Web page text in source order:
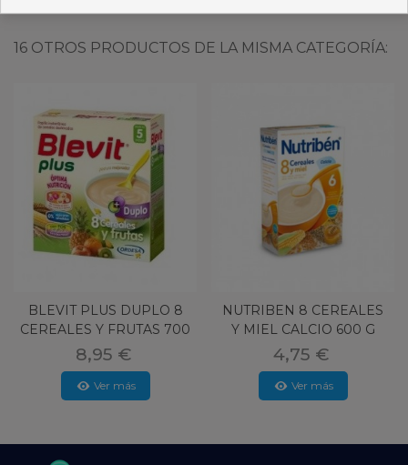
16 OTROS PRODUCTOS DE LA MISMA CATEGORÍA:
BLEVIT PLUS DUPLO 8
CEREALES Y FRUTAS 700
G
8,95 €
Ver más
NUTRIBEN 8 CEREALES
Y MIEL CALCIO 600 G
4,75 €
Ver más